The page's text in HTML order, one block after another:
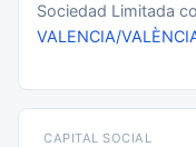
Sociedad Limitada
VALENCIA/
CAPITAL SOCIAL